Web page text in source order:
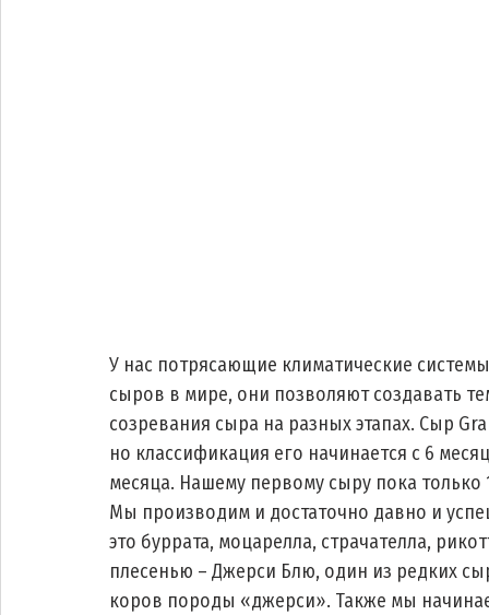
У нас потрясающие климатические
сыров в мире, они позволяют создавать
созревания сыра на разных этапах. Сыр
но классификация его начинается с 6
месяца. Нашему первому сыру пока только
Мы производим и достаточно давно и
это буррата, моцарелла, страчателла,
плесенью – Джерси Блю, один из редких
коров породы «джерси». Также мы